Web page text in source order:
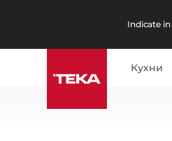
Indicate
Кухни